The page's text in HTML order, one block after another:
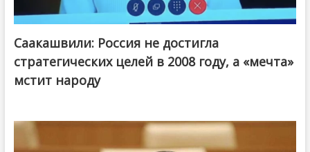
Саакашвили: Россия не достигла
стратегических целей в 2008 году, а «мечта»
мстит народу